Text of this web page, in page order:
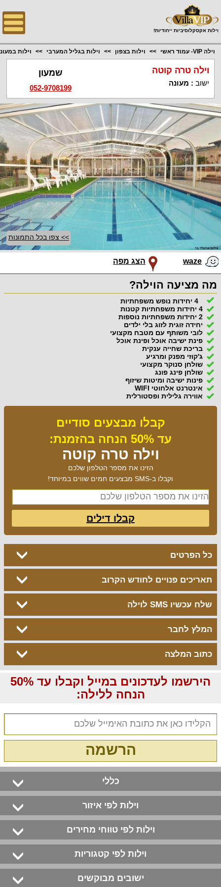
וילות אקסקלוסיביות ייחודיות!
וילה VIP- עמוד ראשי וילות בצפון וילות בגליל המערבי וילות
וילה טרה קוטה
ישוב : מעונה
שמעון
052-9708199
>> צפו בכל התמונות
waze הצג מפה
מה מציעה הוילה?
4 יחידות נופש משפחתיות
4 יחידות משפחתיות קטנות
2 יחידות משפחתיות נוספות
יחידה זוגית לזוג בלי ילדים
לובי משותף עם מטבח מקצועי
פינת ישיבה אוכל ופינת אוכל
בריכת שחייה ענקית
ג'קוזי מפנק ומרגיע
שולחן סנוקר מקצועי
שולחן פינג פונג
פינות ישיבה ומיטות שיזוף
אינטרנט אלחוטי WIFI
אווירה גלילית ופסטורלית
קבלו מבצעים סודיים
עד 50% הנחה בהזמנת:
וילה טרה קוטה
הזינו את מספר הטלפון שלכם
וקבלו ב-SMS מבצעים חמים שווים במיוחד!
קבלו דילים
כל הפרטים
תאריכים פנויים לחודש הקרוב
שלח עכשיו SMS לוילה
המלץ לחבר
כתוב המלצה
הירשמו לעדכונים במייל וקבלו עד 50%
הנחה ללילה:
הרשמה
כללי
וילות לפי איזור
וילות לפי טווחי מחירים
וילות לפי קטגוריות
ישובים מבוקשים